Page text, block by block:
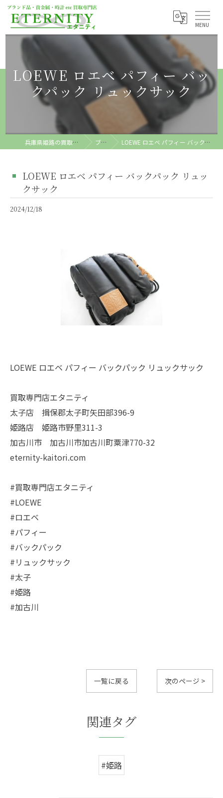
LOEWE ロエベ パフィー バッ
クパック リュックサック
兵庫県姫路の買取ならETERNITY ブログ LOEWE ロエベ パフィー バックパック リュックサック
LOEWE ロエベ パフィー バックパック リュッ
クサック
2024/12/18
LOEWE ロエベ パフィー バックパック リュックサック
買取専門店エタニティ
太子店 揖保郡太子町矢田部396-9
姫路店 姫路市野里311-3
加古川市 加古川市加古川町粟津770-32
eternity-kaitori.com
#買取専門店エタニティ
#LOEWE
#ロエベ
#パフィー
#バックパック
#リュックサック
#太子
#姫路
#加古川
一覧に戻る 次のページ >
関連タグ
#姫路